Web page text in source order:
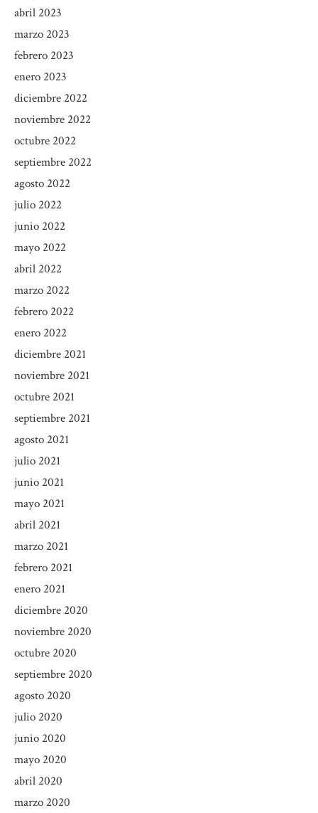
abril 2023
marzo 2023
febrero 2023
enero 2023
diciembre 2022
noviembre 2022
octubre 2022
septiembre 2022
agosto 2022
julio 2022
junio 2022
mayo 2022
abril 2022
marzo 2022
febrero 2022
enero 2022
diciembre 2021
noviembre 2021
octubre 2021
septiembre 2021
agosto 2021
julio 2021
junio 2021
mayo 2021
abril 2021
marzo 2021
febrero 2021
enero 2021
diciembre 2020
noviembre 2020
octubre 2020
septiembre 2020
agosto 2020
julio 2020
junio 2020
mayo 2020
abril 2020
marzo 2020